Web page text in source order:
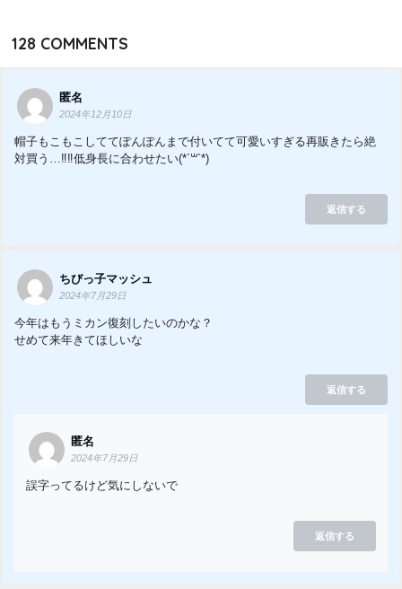
128 COMMENTS
匿名
2024年12月10日
帽子もこもこしててぽんぽんまで付いてて可愛いすぎる再販きたら絶
対買う…‼︎‼︎低身長に合わせたい(*´꒳`*)
返信する
ちびっ子マッシュ
2024年7月29日
今年はもうミカン復刻したいのかな？
せめて来年きてほしいな
返信する
匿名
2024年7月29日
誤字ってるけど気にしないで
返信する